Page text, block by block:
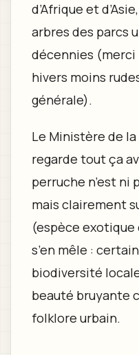
d’Afrique et
arbres des parcs
décennies (merci
hivers moins
générale).
Le Ministère de
regarde tout ça
perruche n’est ni
mais clairement
(espèce exotique
s’en mêle :
biodiversité
beauté bruyante
folklore urbain.